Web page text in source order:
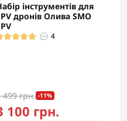
інструментів для
дронів Олива SMO
4
499 грн. -11%
100 грн.